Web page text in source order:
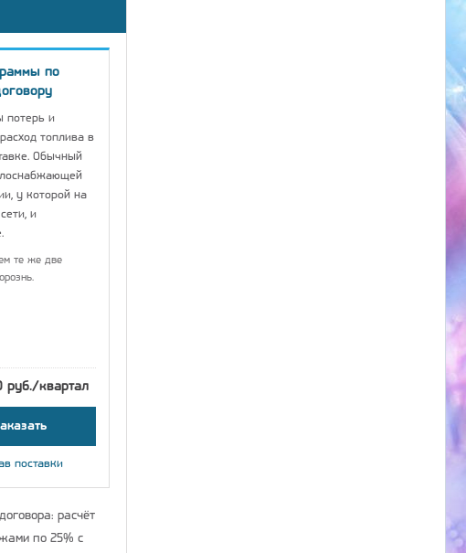
по
потерь и
топлива в
Обычный
у которой на
и
те же две
руб./квартал
поставки
расчёт
по 25% с